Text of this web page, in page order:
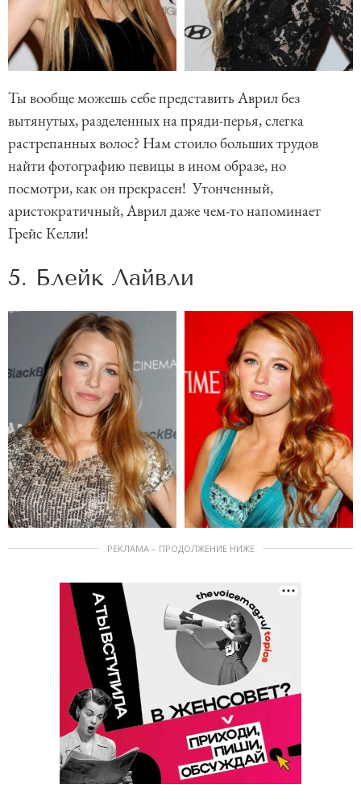
Ты вообще можешь себе представить Аврил без
вытянутых, разделенных на пряди-перья, слегка
растрепанных волос? Нам стоило больших трудов
найти фотографию певицы в ином образе, но
посмотри, как он прекрасен! Утонченный,
аристократичный, Аврил даже чем-то напоминает
Грейс Келли!
5. Блейк Лайвли
РЕКЛАМА – ПРОДОЛЖЕНИЕ НИЖЕ